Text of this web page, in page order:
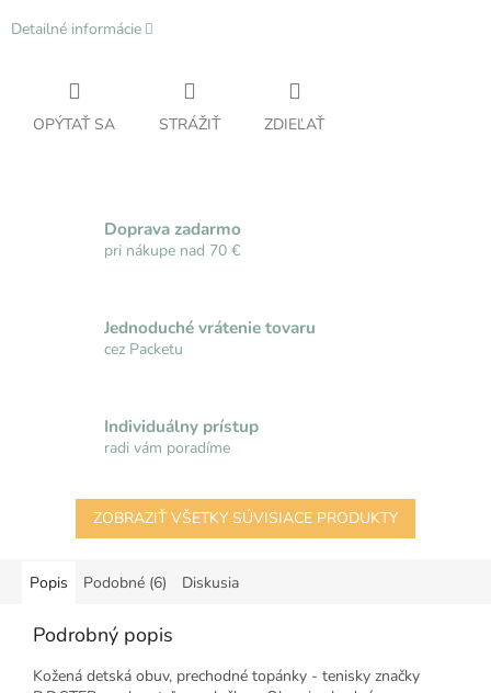
Detailné informácie
OPÝTAŤ SA STRÁŽIŤ ZDIEĽAŤ
Doprava zadarmo
pri nákupe nad 70 €
Jednoduché vrátenie tovaru
cez Packetu
Individuálny prístup
radi vám poradíme
ZOBRAZIŤ VŠETKY SÚVISIACE PRODUKTY
Popis Podobné (6) Diskusia
Podrobný popis
Kožená detská obuv, prechodné topánky - tenisky značky